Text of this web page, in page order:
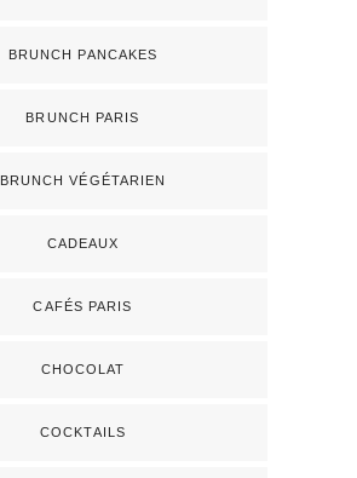
BRUNCH PANCAKES
BRUNCH PARIS
BRUNCH VÉGÉTARIEN
CADEAUX
CAFÉS PARIS
CHOCOLAT
COCKTAILS